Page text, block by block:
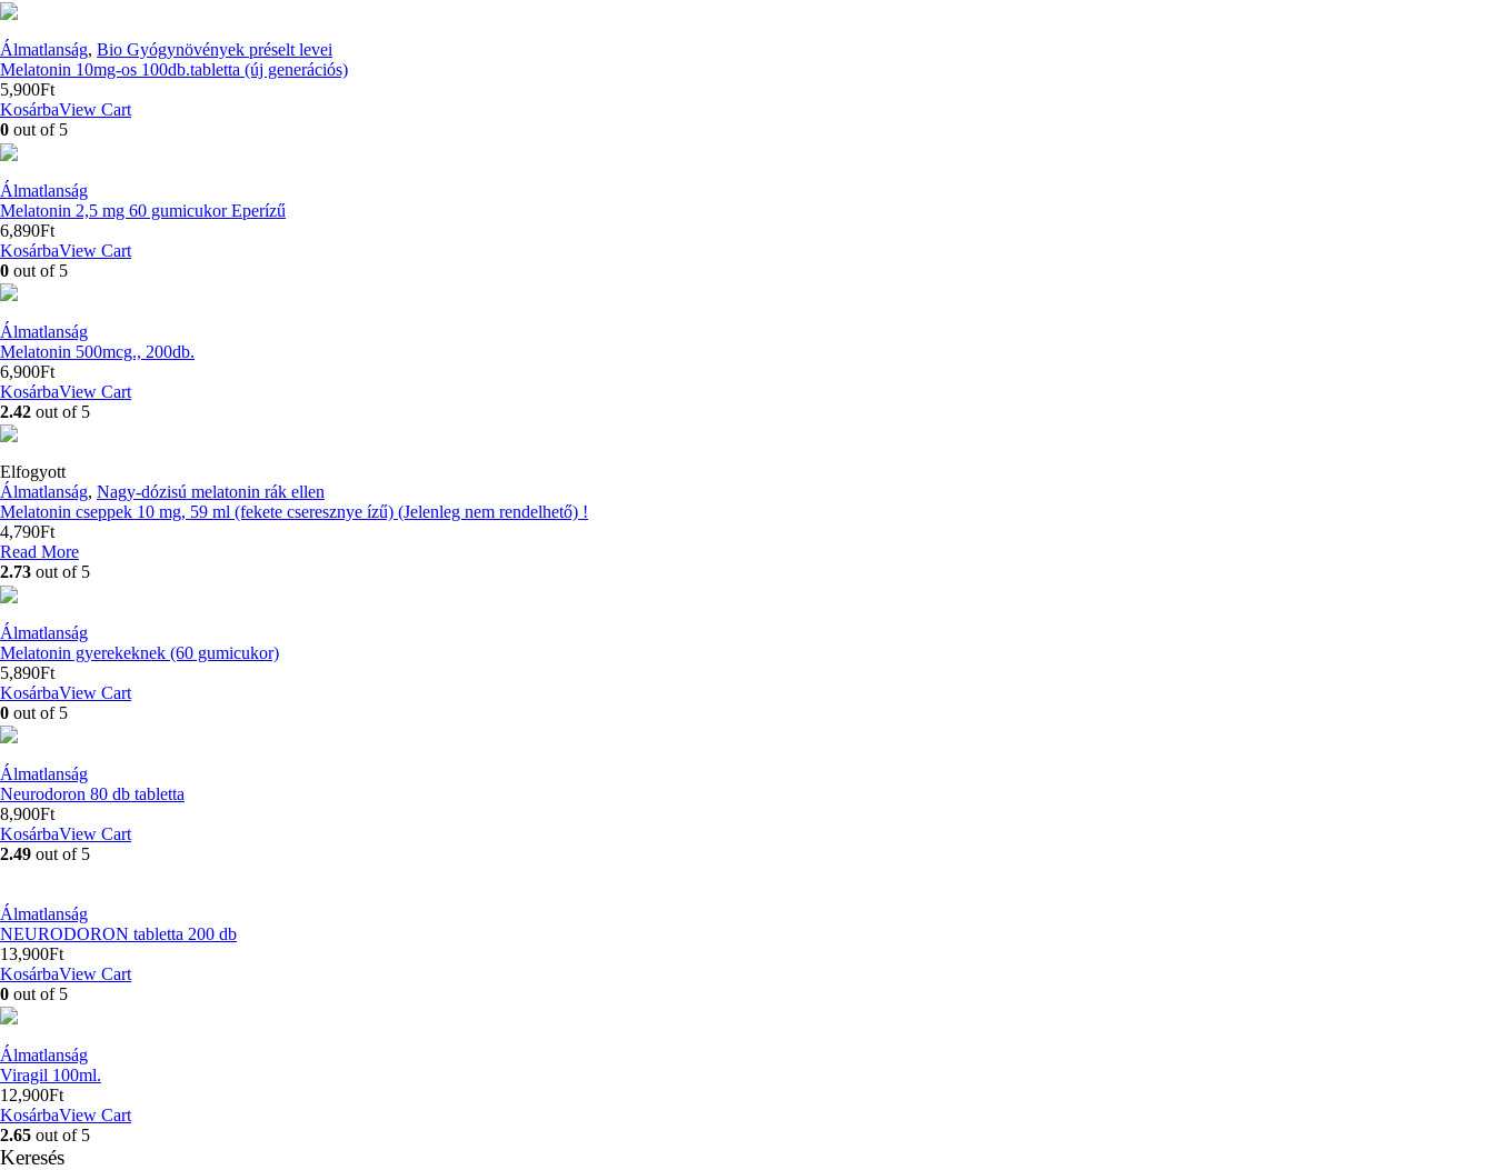
Álmatlanság, Bio Gyógynövények préselt levei
Melatonin 10mg-os 100db.tabletta (új generációs)
5,900Ft
KosárbaView Cart
0 out of 5
Álmatlanság
Melatonin 2,5 mg 60 gumicukor Eperízű
6,890Ft
KosárbaView Cart
0 out of 5
Álmatlanság
Melatonin 500mcg., 200db.
6,900Ft
KosárbaView Cart
2.42 out of 5
Elfogyott
Álmatlanság, Nagy-dózisú melatonin rák ellen
Melatonin cseppek 10 mg, 59 ml (fekete cseresznye ízű) (Jelenleg nem rendelhető) !
4,790Ft
Read More
2.73 out of 5
Álmatlanság
Melatonin gyerekeknek (60 gumicukor)
5,890Ft
KosárbaView Cart
0 out of 5
Álmatlanság
Neurodoron 80 db tabletta
8,900Ft
KosárbaView Cart
2.49 out of 5
Álmatlanság
NEURODORON tabletta 200 db
13,900Ft
KosárbaView Cart
0 out of 5
Álmatlanság
Viragil 100ml.
12,900Ft
KosárbaView Cart
2.65 out of 5
Keresés